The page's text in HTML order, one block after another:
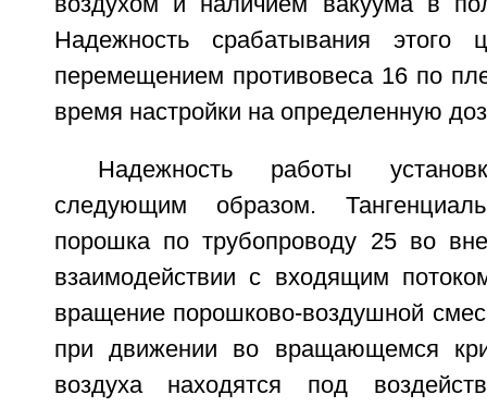
Надежность срабатывания этого
перемещением противовеса 16 по
время настройки на определенную
Надежность работы
следующим образом.
порошка по трубопроводу 25 во
взаимодействии с входящим
вращение порошково-воздушной
при движении во вращающемся
воздуха находятся под